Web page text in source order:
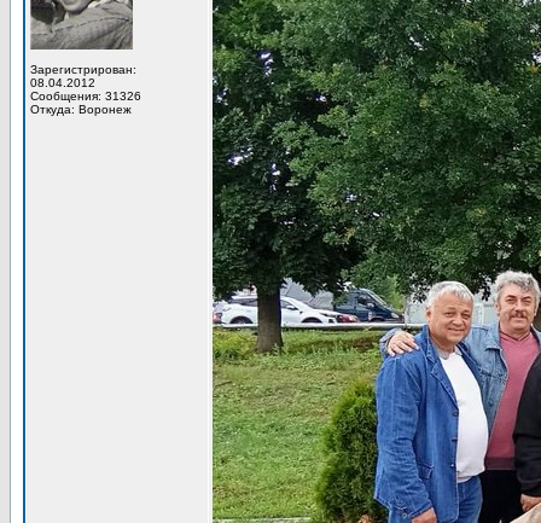
Зарегистрирован:
08.04.2012
Сообщения: 31326
Откуда: Воронеж